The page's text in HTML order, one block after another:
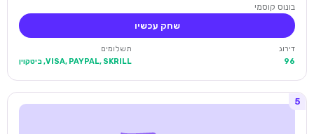
בונוס קוסמי
שחק עכשיו
דירוג
96
תשלומים
VISA, PAYPAL, SKRILL, ביטקוין
5